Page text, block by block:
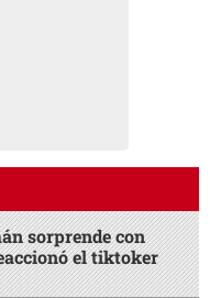
sorprende con
el tiktoker